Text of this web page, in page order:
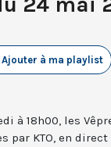
Ajouter à ma playlist
à 18h00, les
par KTO, en direct